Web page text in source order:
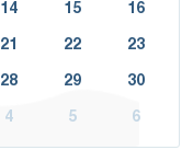
14 15 16
21 22 23
28 29 30
4 5 6